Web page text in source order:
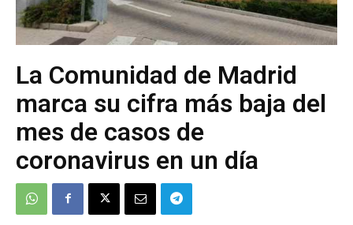
La Comunidad de Madrid
marca su cifra más baja del
mes de casos de
coronavirus en un día